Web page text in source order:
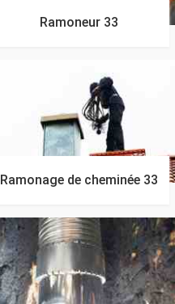
Ramoneur 33
Ramonage de cheminée 33